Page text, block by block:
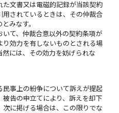
文書又は電磁的記録が当該契約
されているときは、その仲裁合
みなす。
て、仲裁合意以外の契約条項が
効力を有しないものとされる場
には、その効力を妨げられな
民事上の紛争について訴えが提起
告の申立てにより、訴えを却下
次に掲げる場合は、この限りでな